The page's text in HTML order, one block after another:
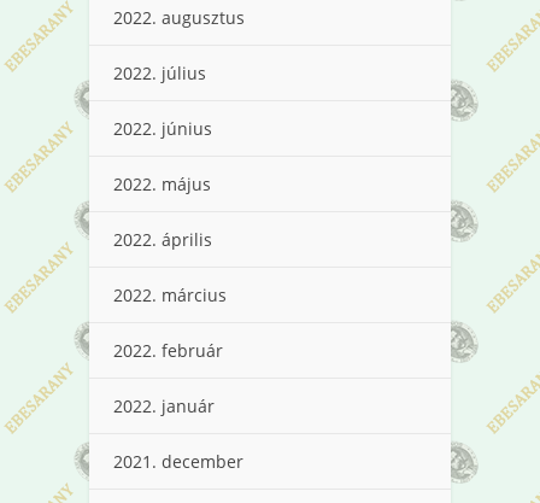
2022. augusztus
2022. július
2022. június
2022. május
2022. április
2022. március
2022. február
2022. január
2021. december